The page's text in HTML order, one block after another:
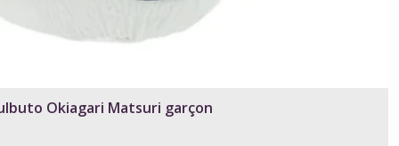
Okiagari Matsuri garçon